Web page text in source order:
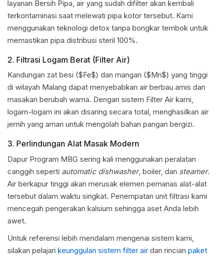
layanan Bersih Pipa, air yang sudah difilter akan kembali
terkontaminasi saat melewati pipa kotor tersebut. Kami
menggunakan teknologi detox tanpa bongkar tembok untuk
memastikan pipa distribusi steril 100%.
2. Filtrasi Logam Berat (Filter Air)
Kandungan zat besi ($Fe$) dan mangan ($Mn$) yang tinggi
di wilayah Malang dapat menyebabkan air berbau amis dan
masakan berubah warna. Dengan sistem Filter Air kami,
logam-logam ini akan disaring secara total, menghasilkan air
jernih yang aman untuk mengolah bahan pangan bergizi.
3. Perlindungan Alat Masak Modern
Dapur Program MBG sering kali menggunakan peralatan
canggih seperti automatic dishwasher, boiler, dan steamer.
Air berkapur tinggi akan merusak elemen pemanas alat-alat
tersebut dalam waktu singkat. Penempatan unit filtrasi kami
mencegah pengerakan kalsium sehingga aset Anda lebih
awet.
Untuk referensi lebih mendalam mengenai sistem kami,
silakan pelajari keunggulan sistem filter air dan rincian paket